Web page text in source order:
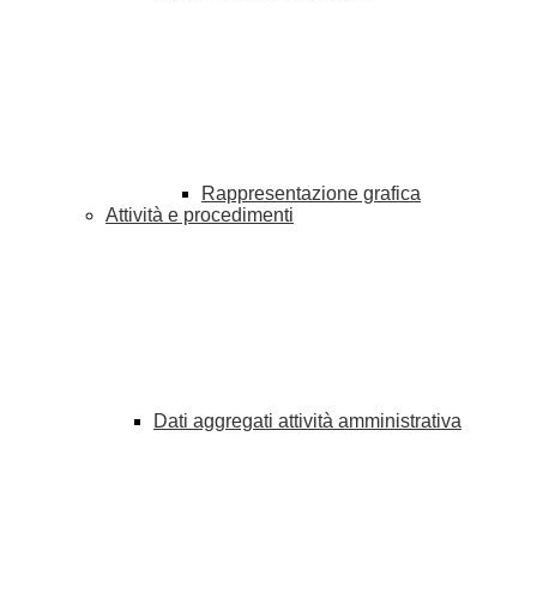
Rappresentazione grafica
Attività e procedimenti
Dati aggregati attività amministrativa